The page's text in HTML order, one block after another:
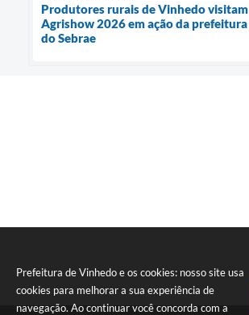
Prefeitura de Vinhedo e os cookies: nosso site usa
cookies para melhorar a sua experiência de
navegação. Ao continuar você concorda com a
Produtores rurais de Vinhedo visitam
Agrishow 2026 em ação da
do Sebrae